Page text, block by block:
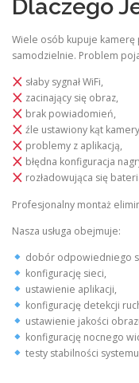
Dlaczego
Wiele osób kupuje
samodzielnie. Problem
słaby sygnał WiFi,
zacinający się obraz,
brak powiadomień,
źle ustawiony kąt
problemy z aplikacją,
błędna konfiguracja
rozładowująca się
Profesjonalny montaż
Nasza usługa obejmuje:
dobór odpowiedniego
konfigurację sieci,
ustawienie aplikacji,
konfigurację detekcji
ustawienie jakości
konfigurację nocnego
testy stabilności